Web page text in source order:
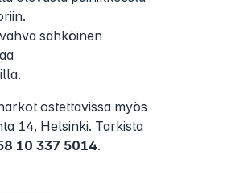
sähköinen
ostettavissa myös
14, Helsinki. Tarkista
10 337 5014.